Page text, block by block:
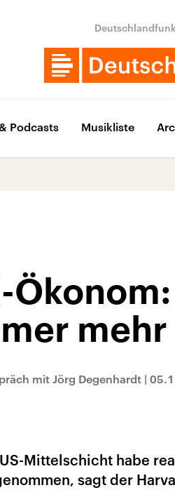
Deutschlandfunk
Podcasts Musikliste
mit Jörg Degenhardt |
Mittelschicht habe
sagt der